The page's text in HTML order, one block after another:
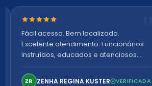
Nota 5 de 5 estrelas
Fácil acesso. Bem localizado.
Excelente atendimento. Funcionários
instruídos, educados e atenciosos.
confortável. Perfeito!
ZR ZENHA REGINA KUSTER VERIFICADA